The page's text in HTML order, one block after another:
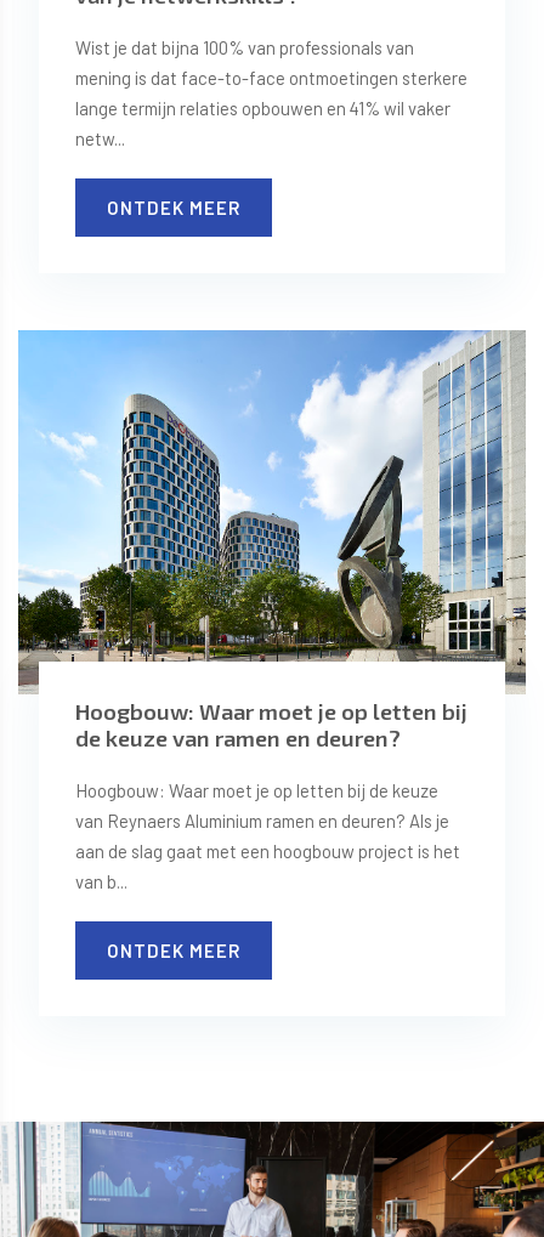
Wist je dat bijna 100% van professionals van
mening is dat face-to-face ontmoetingen sterkere
lange termijn relaties opbouwen en 41% wil vaker
netw...
ONTDEK MEER
Hoogbouw: Waar moet je op letten bij
de keuze van ramen en deuren?
Hoogbouw: Waar moet je op letten bij de keuze
van Reynaers Aluminium ramen en deuren? Als je
aan de slag gaat met een hoogbouw project is het
van b...
ONTDEK MEER